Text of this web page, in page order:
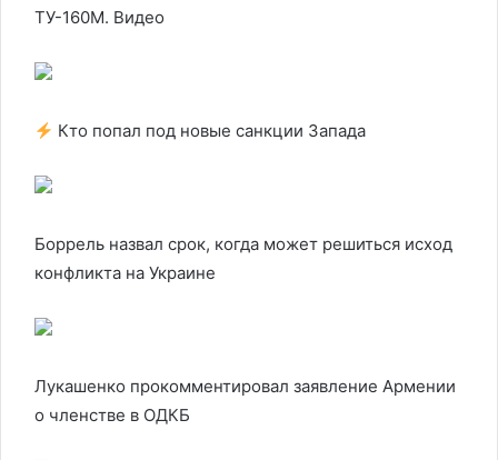
ТУ-160М. Видео
Кто попал под новые санкции Запада
Боррель назвал срок, когда может решиться исход
конфликта на Украине
Лукашенко прокомментировал заявление Армении
о членстве в ОДКБ